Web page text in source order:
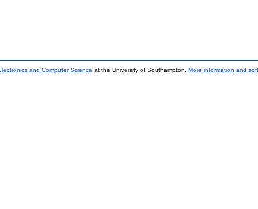
and Computer Science at the University of Southampton. More information and